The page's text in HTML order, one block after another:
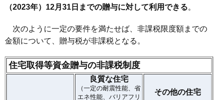
（2023年）12月31日までの贈与に対して利用できる。
次のように一定の要件を満たせば、非課税限度額までの
金額について、贈与税が非課税となる。
住宅取得等資金贈与の非課税制度
良質な住宅
（一定の耐震性能、省
エネ性能、バリアフリ
その他の住宅